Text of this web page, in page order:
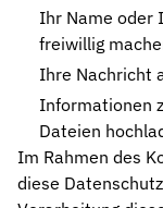
Ihr Name oder
freiwillig
Ihre Nachricht
Informationen
Dateien
Im Rahmen des
diese